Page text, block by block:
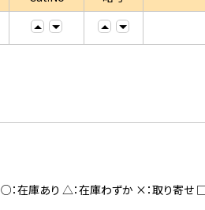
○：在庫あり △：在庫わずか ×：取り寄せ □